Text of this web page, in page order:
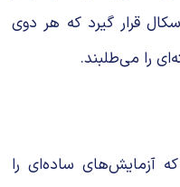
خلا کامل با فشار ۱۰-^۱۰ پاسکال قرار گیرد که هر دوی
را می‌طلبند.
آزمایش‌های ساده‌ای را